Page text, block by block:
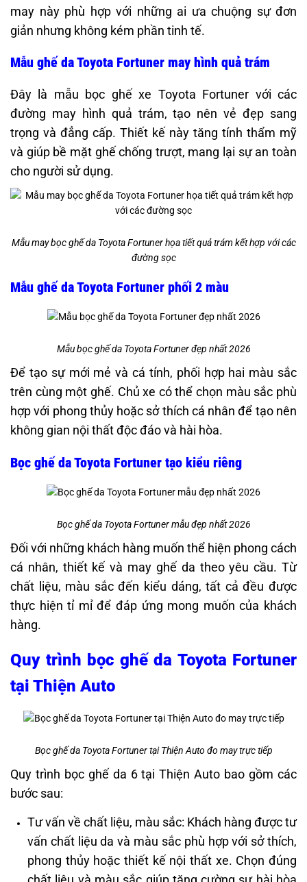
may này phù hợp với những ai ưa chuộng sự đơn
giản nhưng không kém phần tinh tế.​
Mẫu ghế da Toyota Fortuner may hình quả trám
Đây là mẫu bọc ghế xe Toyota Fortuner với các
đường may hình quả trám, tạo nên vẻ đẹp sang
trọng và đẳng cấp. Thiết kế này tăng tính thẩm mỹ
và giúp bề mặt ghế chống trượt, mang lại sự an toàn
cho người sử dụng. ​
Mẫu may bọc ghế da Toyota Fortuner họa tiết quả trám kết hợp với các
đường sọc
Mẫu ghế da Toyota Fortuner phối 2 màu
Mẫu bọc ghế da Toyota Fortuner đẹp nhất 2026
Để tạo sự mới mẻ và cá tính, phối hợp hai màu sắc
trên cùng một ghế. Chủ xe có thể chọn màu sắc phù
hợp với phong thủy hoặc sở thích cá nhân để tạo nên
không gian nội thất độc đáo và hài hòa. ​
Bọc ghế da Toyota Fortuner tạo kiểu riêng
Bọc ghế da Toyota Fortuner mẫu đẹp nhất 2026
Đối với những khách hàng muốn thể hiện phong cách
cá nhân, thiết kế và may ghế da theo yêu cầu. Từ
chất liệu, màu sắc đến kiểu dáng, tất cả đều được
thực hiện tỉ mỉ để đáp ứng mong muốn của khách
hàng.
Quy trình bọc ghế da Toyota Fortuner
tại Thiện Auto
Bọc ghế da Toyota Fortuner tại Thiện Auto đo may trực tiếp
​Quy trình bọc ghế da 6 tại Thiện Auto bao gồm các
bước sau:​
Tư vấn về chất liệu, màu sắc: Khách hàng được tư
vấn chất liệu da và màu sắc phù hợp với sở thích,
phong thủy hoặc thiết kế nội thất xe. Chọn đúng